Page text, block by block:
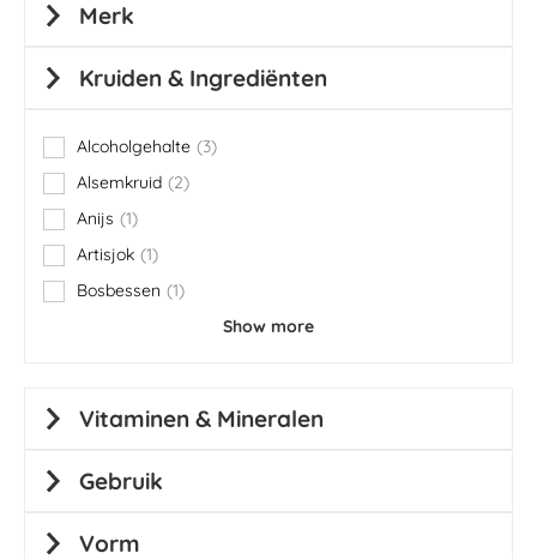
Merk
Kruiden & Ingrediënten
Alcoholgehalte 3
items
Alsemkruid
2
items
Anijs
1
item
Artisjok 1
item
Bosbessen
1
item
Show more
Vitaminen & Mineralen
Gebruik
Vorm